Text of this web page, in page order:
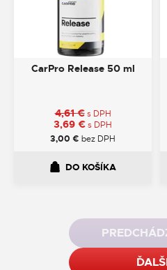
CarPro Release 50 ml
4,61€ s DPH
3,69 €s DPH
3,00 € bez DPH
DO KOŠÍKA